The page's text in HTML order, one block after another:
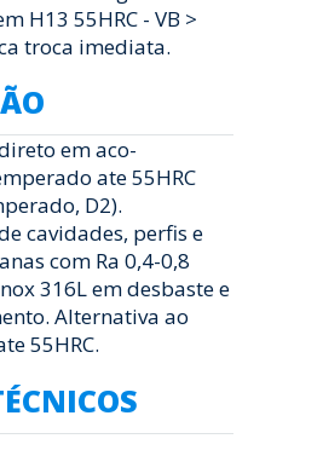
H13 55HRC - VB >
troca imediata.
em aco-
ate 55HRC
D2).
cavidades, perfis e
com Ra 0,4-0,8
316L em desbaste e
Alternativa ao
55HRC.